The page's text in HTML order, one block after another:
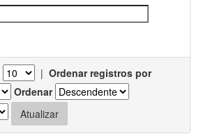
| Ordenar registros por
Ordenar